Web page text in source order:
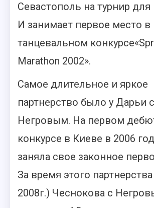
Севастополь на турнир
И занимает первое место в
танцевальном
Marathon 2002».
Самое длительное и яркое
партнерство было у Дарьи
Негровым. На первом
конкурсе в Киеве в 2006
заняла свое законное
За время этого
2008г.) Чеснокова с